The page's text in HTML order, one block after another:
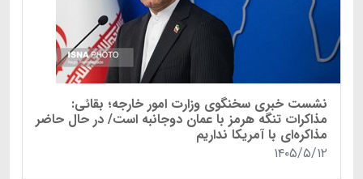
نشست خبری سخنگوی وزارت امور خارجه؛ بقائی:
مذاکرات تنگه هرمز با عمان دوجانبه است/ در حال حاضر
مذاکره‌ای با آمریکا نداریم
۱۴۰۵/۵/۱۲